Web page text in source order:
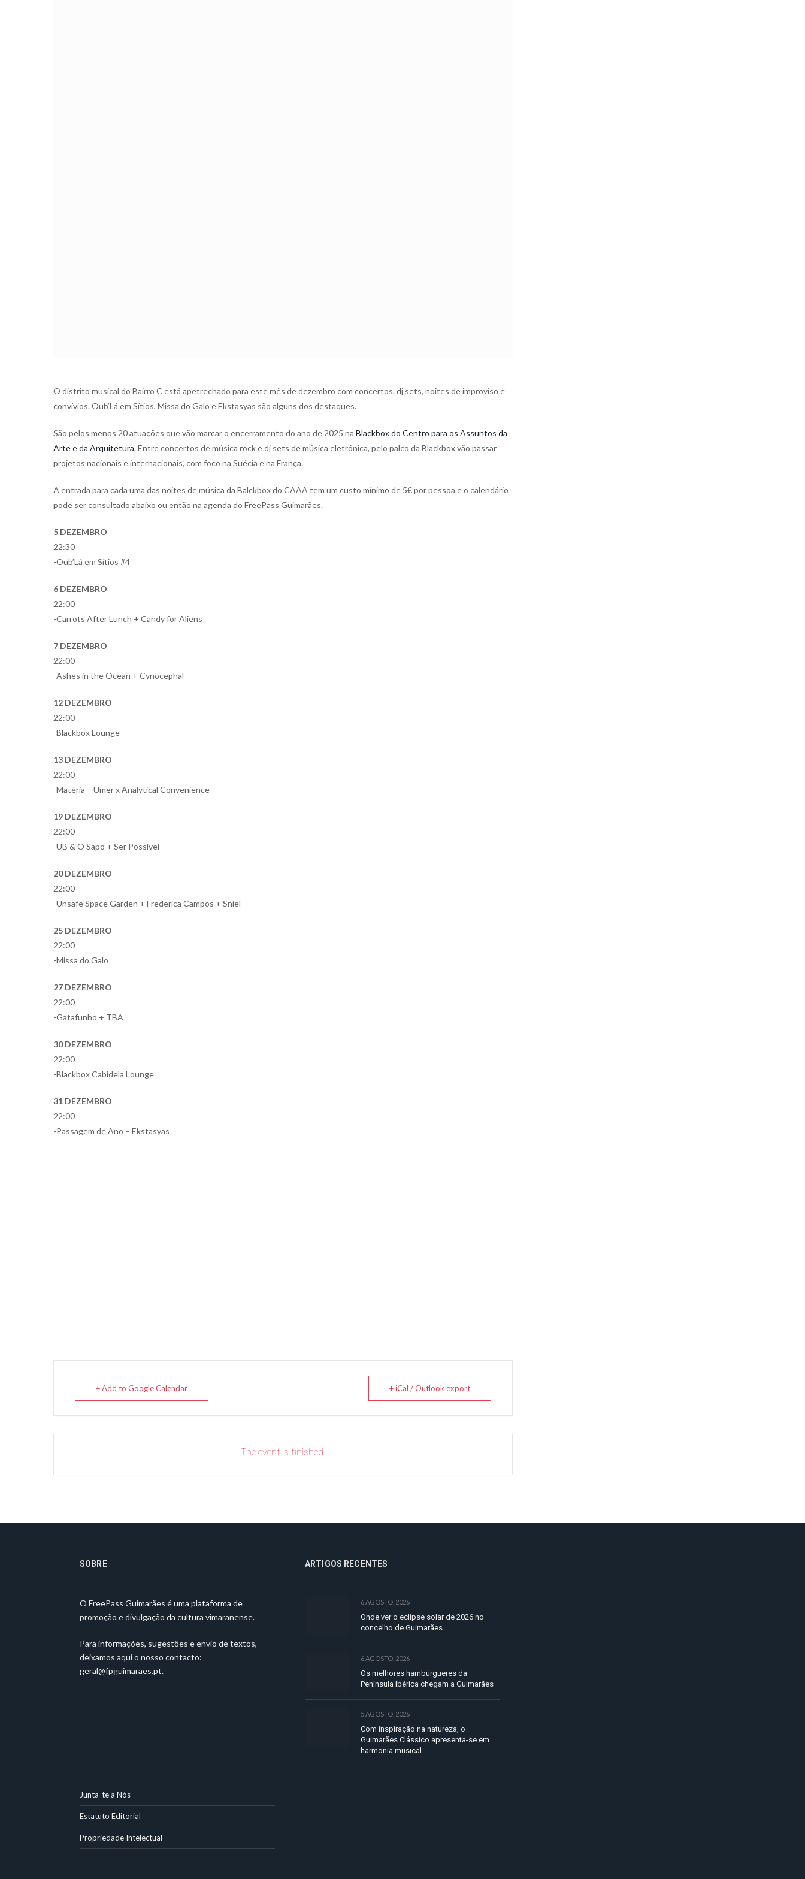
O distrito musical do Bairro C está apetrechado para este mês de dezembro com concertos, dj sets, noites de improviso e
convívios. Oub’Lá em Sítios, Missa do Galo e Ekstasyas são alguns dos destaques.
São pelos menos 20 atuações que vão marcar o encerramento do ano de 2025 na Blackbox do Centro para os Assuntos da
Arte e da Arquitetura. Entre concertos de música rock e dj sets de música eletrónica, pelo palco da Blackbox vão passar
projetos nacionais e internacionais, com foco na Suécia e na França.
A entrada para cada uma das noites de música da Balckbox do CAAA tem um custo mínimo de 5€ por pessoa e o calendário
pode ser consultado abaixo ou então na agenda do FreePass Guimarães.
5 DEZEMBRO
22:30
-Oub’Lá em Sítios #4
6 DEZEMBRO
22:00
-Carrots After Lunch + Candy for Aliens
7 DEZEMBRO
22:00
-Ashes in the Ocean + Cynocephal
12 DEZEMBRO
22:00
-Blackbox Lounge
13 DEZEMBRO
22:00
-Matéria – Umer x Analytical Convenience
19 DEZEMBRO
22:00
-UB & O Sapo + Ser Possível
20 DEZEMBRO
22:00
-Unsafe Space Garden + Frederica Campos + Sniel
25 DEZEMBRO
22:00
-Missa do Galo
27 DEZEMBRO
22:00
-Gatafunho + TBA
30 DEZEMBRO
22:00
-Blackbox Cabidela Lounge
31 DEZEMBRO
22:00
-Passagem de Ano – Ekstasyas
+ Add to Google Calendar + iCal / Outlook export
The event is finished.
SOBRE
O FreePass Guimarães é uma plataforma de
promoção e divulgação da cultura vimaranense.
Para informações, sugestões e envio de textos,
deixamos aqui o nosso contacto:
geral@fpguimaraes.pt.
ARTIGOS RECENTES
6 AGOSTO, 2026
Onde ver o eclipse solar de 2026 no
concelho de Guimarães
6 AGOSTO, 2026
Os melhores hambúrgueres da
Península Ibérica chegam a Guimarães
5 AGOSTO, 2026
Com inspiração na natureza, o
Guimarães Clássico apresenta-se em
harmonia musical
Junta-te a Nós
Estatuto Editorial
Propriedade Intelectual